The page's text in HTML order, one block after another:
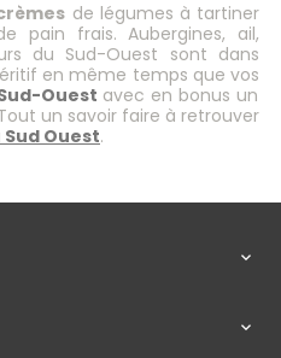
de légumes à tartiner
pain frais. Aubergines, ail,
du Sud-Ouest sont dans
en même temps que vos
Ouest avec en bonus un
un savoir faire à retrouver
Ouest.

